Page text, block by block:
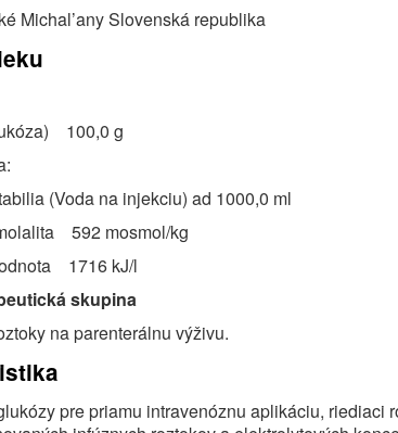
Michal’any Slovenská republika
100,0 g
(Voda na injekciu) ad 1000,0 ml
592 mosmol/kg
1716 kJ/l
skupina
na parenterálnu výživu.
pre priamu intravenóznu aplikáciu, riediaci